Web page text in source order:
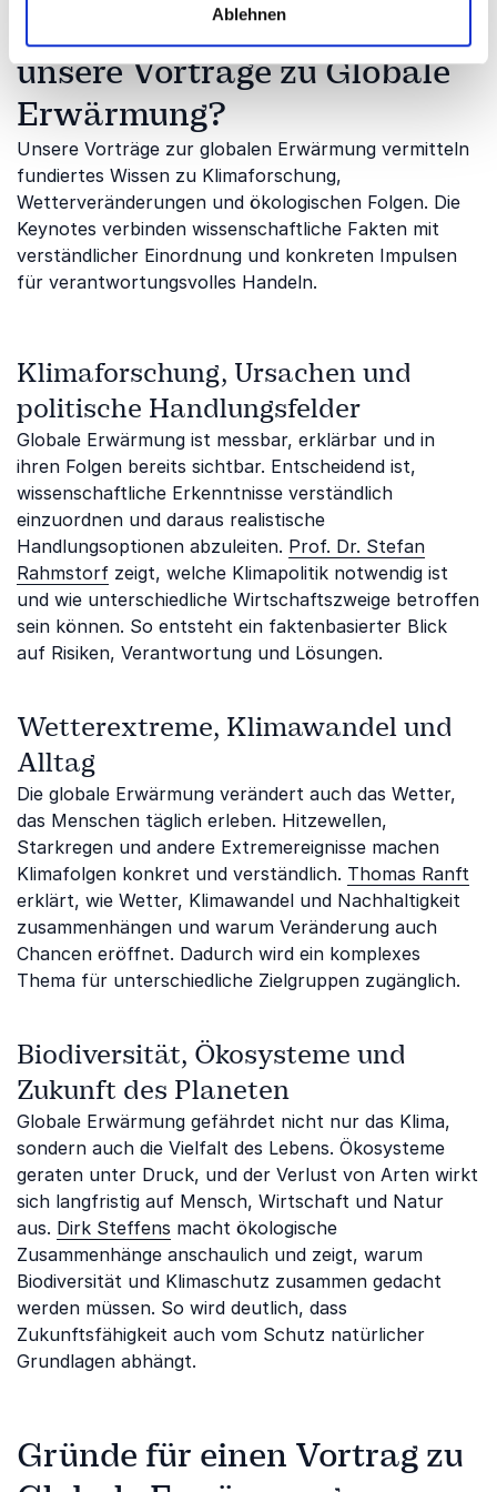
Ablehnen
Welche Themen behandeln
unsere Vorträge zu Globale
Erwärmung?
Unsere Vorträge zur globalen Erwärmung vermitteln
fundiertes Wissen zu Klimaforschung,
Wetterveränderungen und ökologischen Folgen. Die
Keynotes verbinden wissenschaftliche Fakten mit
verständlicher Einordnung und konkreten Impulsen
für verantwortungsvolles Handeln.
Klimaforschung, Ursachen und
politische Handlungsfelder
Globale Erwärmung ist messbar, erklärbar und in
ihren Folgen bereits sichtbar. Entscheidend ist,
wissenschaftliche Erkenntnisse verständlich
einzuordnen und daraus realistische
Handlungsoptionen abzuleiten. Prof. Dr. Stefan
Rahmstorf zeigt, welche Klimapolitik notwendig ist
und wie unterschiedliche Wirtschaftszweige betroffen
sein können. So entsteht ein faktenbasierter Blick
auf Risiken, Verantwortung und Lösungen.
Wetterextreme, Klimawandel und
Alltag
Die globale Erwärmung verändert auch das Wetter,
das Menschen täglich erleben. Hitzewellen,
Starkregen und andere Extremereignisse machen
Klimafolgen konkret und verständlich. Thomas Ranft
erklärt, wie Wetter, Klimawandel und Nachhaltigkeit
zusammenhängen und warum Veränderung auch
Chancen eröffnet. Dadurch wird ein komplexes
Thema für unterschiedliche Zielgruppen zugänglich.
Biodiversität, Ökosysteme und
Zukunft des Planeten
Globale Erwärmung gefährdet nicht nur das Klima,
sondern auch die Vielfalt des Lebens. Ökosysteme
geraten unter Druck, und der Verlust von Arten wirkt
sich langfristig auf Mensch, Wirtschaft und Natur
aus. Dirk Steffens macht ökologische
Zusammenhänge anschaulich und zeigt, warum
Biodiversität und Klimaschutz zusammen gedacht
werden müssen. So wird deutlich, dass
Zukunftsfähigkeit auch vom Schutz natürlicher
Grundlagen abhängt.
Gründe für einen Vortrag zu